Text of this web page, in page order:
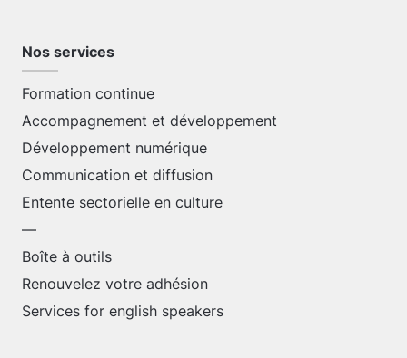
Nos services
Formation continue
Accompagnement et développement
Développement numérique
Communication et diffusion
Entente sectorielle en culture
—
Boîte à outils
Renouvelez votre adhésion
Services for english speakers